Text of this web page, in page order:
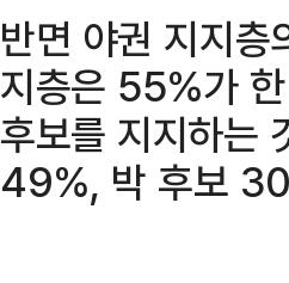
반면 야권 지지층
지층은 55%가
후보를 지지하는
49%, 박 후보